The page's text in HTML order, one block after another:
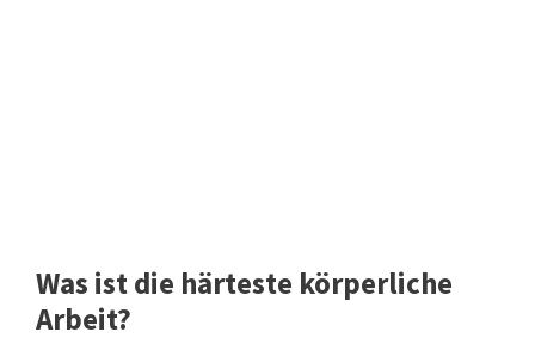
Was ist die härteste körperliche
Arbeit?